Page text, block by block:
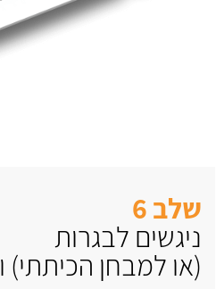
שלב 6
ניגשים לבגרות
(או למבחן הכיתתי)